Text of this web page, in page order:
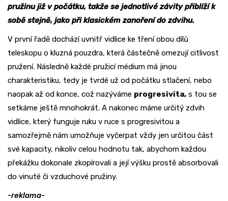
pružinu již v počátku, takže se jednotlivé závity přiblíží k
sobě stejně, jako při klasickém zanoření do zdvihu.
V první řadě dochází uvnitř vidlice ke tření obou dílů
teleskopu o kluzná pouzdra, která částečně omezují citlivost
pružení. Následně každé pružicí médium má jinou
charakteristiku, tedy je tvrdé už od počátku stlačení, nebo
naopak až od konce, což nazýváme progresivita, s tou se
setkáme ještě mnohokrát. A nakonec máme určitý zdvih
vidlice, který funguje ruku v ruce s progresivitou a
samozřejmě nám umožňuje vyčerpat vždy jen určitou část
své kapacity, nikoliv celou hodnotu tak, abychom každou
překážku dokonale zkopírovali a její výšku prostě absorbovali
do vinuté či vzduchové pružiny.
-reklama-